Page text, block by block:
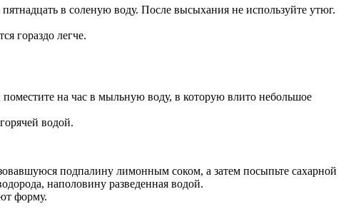
в соленую воду. После высыхания не используйте утюг.
гораздо легче.
на час в мыльную воду, в которую влито небольшое
водой.
подпалину лимонным соком, а затем посыпьте сахарной
наполовину разведенная водой.
форму.